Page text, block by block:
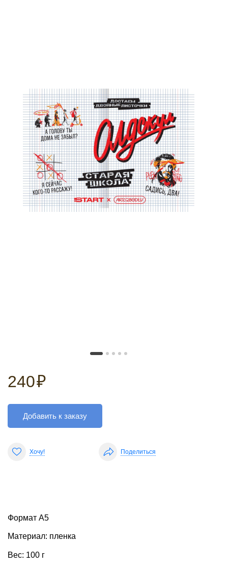
240₽
Добавить к заказу
Хочу! Поделиться
Формат А5
Материал: пленка
Вес: 100 г